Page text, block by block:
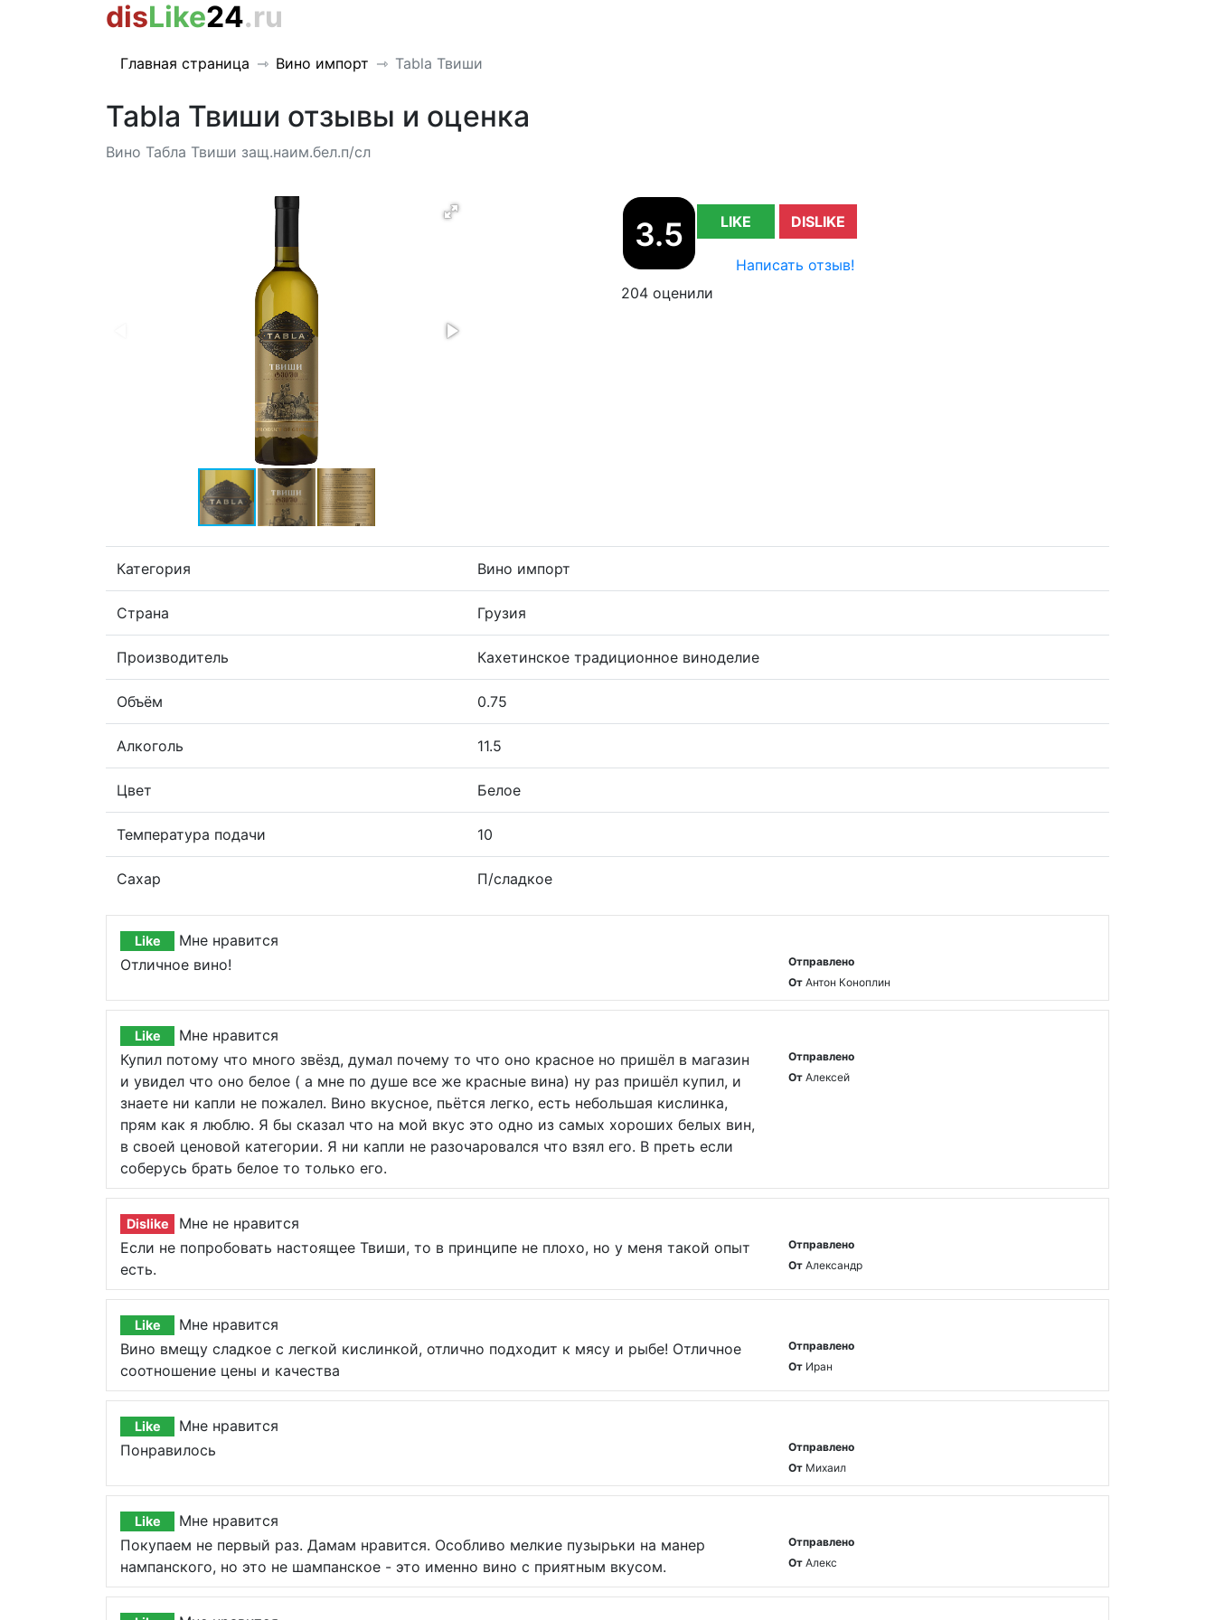
disLike24.ru
Главная страница Вино импорт Tabla Твиши
Tabla Твиши отзывы и оценка
Вино Табла Твиши защ.наим.бел.п/сл
3.5 LIKE DISLIKE
Написать отзыв!
204 оценили
Категория Вино импорт
Страна Грузия
Производитель Кахетинское традиционное виноделие
Объём 0.75
Алкоголь 11.5
Цвет Белое
Температура подачи 10
Сахар П/сладкое
Like
Мне нравится
Отличное вино!
Отправлено
От Антон Коноплин
Like
Мне нравится
Купил потому что много звёзд, думал почему то что оно красное но пришёл в магазин
и увидел что оно белое ( а мне по душе все же красные вина) ну раз пришёл купил, и
знаете ни капли не пожалел. Вино вкусное, пьётся легко, есть небольшая кислинка,
прям как я люблю. Я бы сказал что на мой вкус это одно из самых хороших белых вин,
в своей ценовой категории. Я ни капли не разочаровался что взял его. В преть если
соберусь брать белое то только его.
Отправлено
От Алексей
Dislike
Мне не нравится
Если не попробовать настоящее Твиши, то в принципе не плохо, но у меня такой опыт
есть.
Отправлено
От Александр
Like
Мне нравится
Вино вмещу сладкое с легкой кислинкой, отлично подходит к мясу и рыбе! Отличное
соотношение цены и качества
Отправлено
От Иран
Like
Мне нравится
Понравилось
Отправлено
От Михаил
Like
Мне нравится
Покупаем не первый раз. Дамам нравится. Особливо мелкие пузырьки на манер
нампанского, но это не шампанское - это именно вино с приятным вкусом.
Отправлено
От Алекс